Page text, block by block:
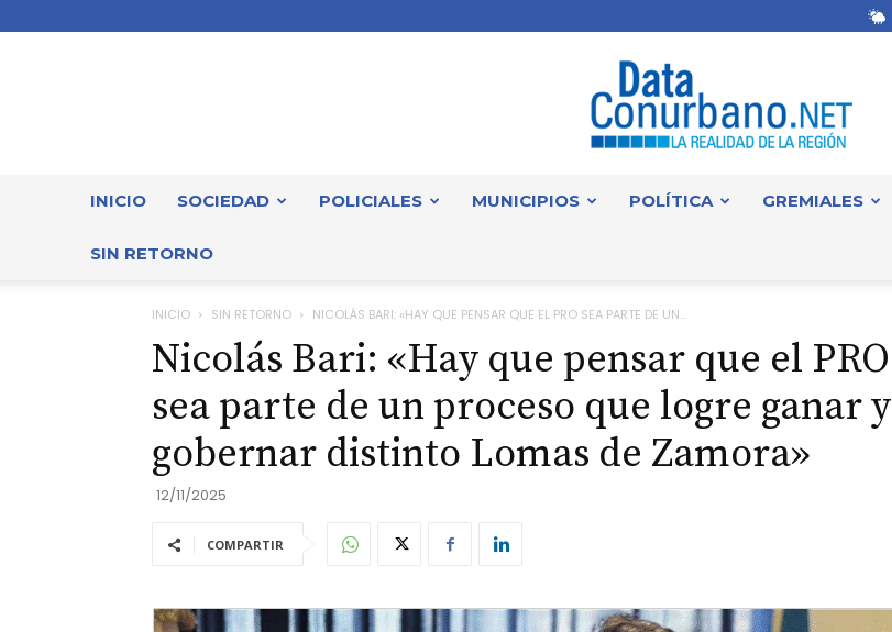
INICIO SOCIEDAD POLICIALES MUNICIPIOS POLÍTICA GREMIALES
SIN RETORNO
INICIO SIN RETORNO NICOLÁS BARI: «HAY QUE PENSAR QUE EL PRO SEA PARTE DE UN...
Nicolás Bari: «Hay que pensar que el PRO
sea parte de un proceso que logre ganar y
gobernar distinto Lomas de Zamora»
12/11/2025
COMPARTIR